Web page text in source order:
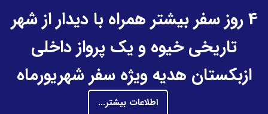
4 روز سفر بیشتر همراه با دیدار از شهر
تاریخی خیوه و یک پرواز داخلی
ازبکستان هدیه ویژه سفر شهریورماه
اطلاعات بیشتر...